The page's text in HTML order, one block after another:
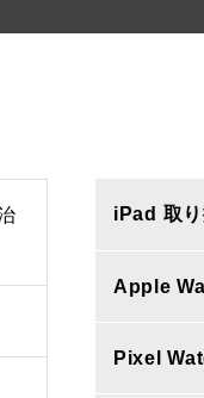
iPad 取
Apple
Pixel